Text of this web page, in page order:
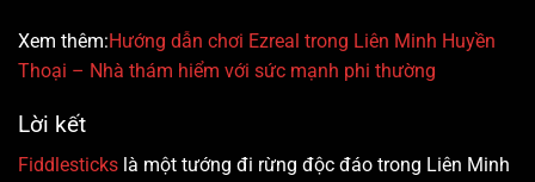
Xem thêm:Hướng dẫn chơi Ezreal trong Liên Minh Huyền
Thoại – Nhà thám hiểm với sức mạnh phi thường
Lời kết
Fiddlesticks là một tướng đi rừng độc đáo trong Liên Minh